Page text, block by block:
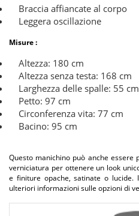
Braccia affiancate al corpo
Leggera oscillazione
Misure :
Altezza: 180 cm
Altezza senza testa: 168 cm
Larghezza delle spalle: 55 cm
Petto: 97 cm
Circonferenza vita: 77 cm
Bacino: 95 cm
Questo manichino può anche essere
verniciatura per ottenere un look
e finiture opache, satinate o
ulteriori informazioni sulle opzioni di